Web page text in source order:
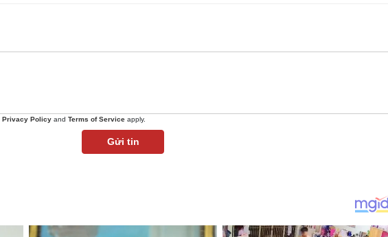
Privacy Policy and Terms of Service apply.
Gửi tin